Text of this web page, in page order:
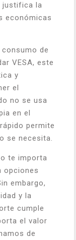
justifica la
económicas
de
VESA, este
y
el
no se usa
en el
permite
se necesita.
te importa
opciones
embargo,
y la
cumple
el valor
de